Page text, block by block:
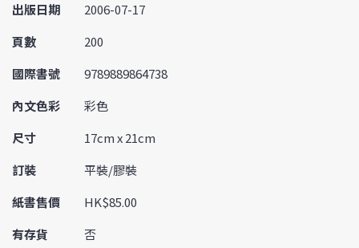
出版日期
2006-07-17
頁數
200
國際書號
9789889864738
內文色彩
彩色
尺寸
17cm x 21cm
訂裝
平裝/膠裝
紙書售價
HK$85.00
有存貨
否